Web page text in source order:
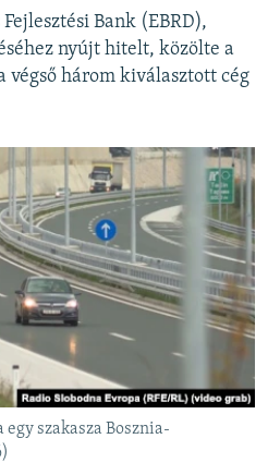
Bank (EBRD),
nyújt hitelt, közölte a
végső három kiválasztott cég
szakasza Bosznia-